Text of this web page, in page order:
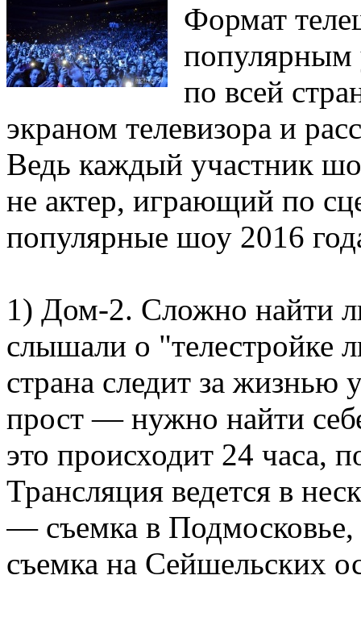
Формат
популярным
по всей
экраном телевизора и
Ведь каждый участник
не актер, играющий по
популярные шоу 2016
1) Дом-2. Сложно найти
слышали о "телестройке
страна следит за жизнью
прост — нужно найти
это происходит 24 часа,
Трансляция ведется в
— съемка в
съемка на Сейшельских